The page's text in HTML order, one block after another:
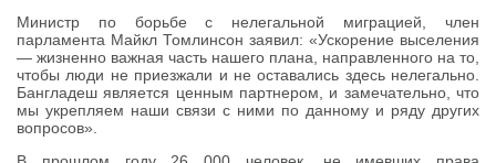
Министр по борьбе с нелегальной миграцией, член
парламента Майкл Томлинсон заявил: «Ускорение выселения
— жизненно важная часть нашего плана, направленного на то,
чтобы люди не приезжали и не оставались здесь нелегально.
Бангладеш является ценным партнером, и замечательно, что
мы укрепляем наши связи с ними по данному и ряду других
вопросов».